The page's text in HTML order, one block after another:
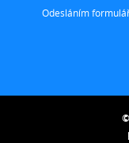
Odesláním